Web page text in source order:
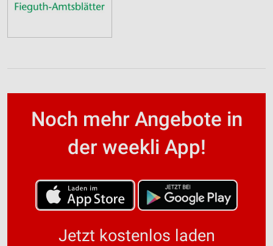
Noch mehr Angebote in
der weekli App!
Jetzt kostenlos laden